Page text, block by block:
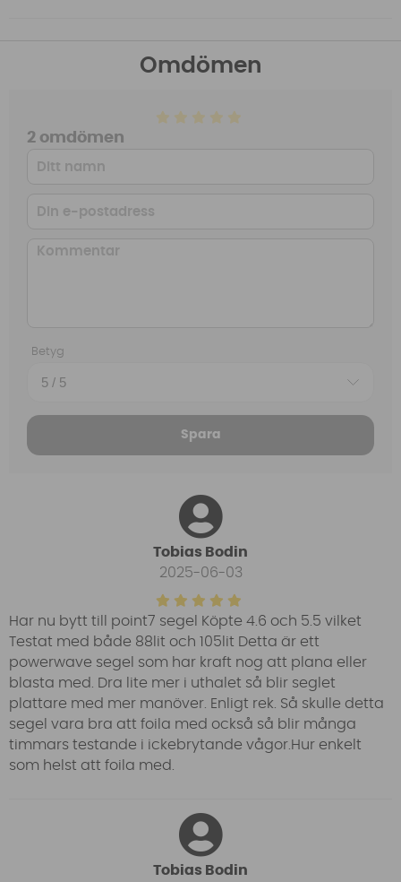
Omdömen
2 omdömen
Betyg
Spara
Tobias Bodin
2025-06-03
Har nu bytt till point7 segel Köpte 4.6 och 5.5 vilket
Testat med både 88lit och 105lit Detta är ett
powerwave segel som har kraft nog att plana eller
blasta med. Dra lite mer i uthalet så blir seglet
plattare med mer manöver. Enligt rek. Så skulle detta
segel vara bra att foila med också så blir många
timmars testande i ickebrytande vågor.Hur enkelt
som helst att foila med.
Tobias Bodin